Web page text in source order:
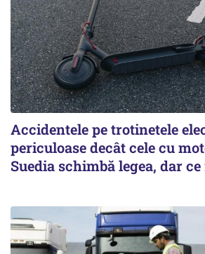
Accidentele pe trotinetele
periculoase decât cele cu
Suedia schimbă legea, dar